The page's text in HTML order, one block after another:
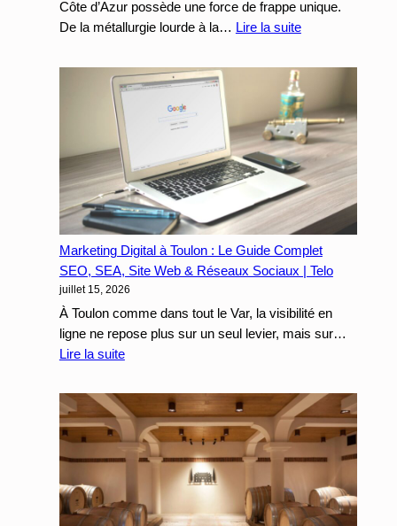
spécialisés
et
urgences
24/7
Côte d’Azur possède une force de frappe unique.
De la métallurgie lourde à la… Lire la suite:
industries
et
fabricants
en
PACA
:
Pourquoi
cycle
de
vente
bloque
sur
Marketing Digital à Toulon : Le Guide Complet
SEO, SEA, Site Web & Réseaux Sociaux | Telo
juillet 15, 2026
À Toulon comme dans tout le Var, la visibilité en
ligne ne repose plus sur un seul levier, mais sur…
Lire la suite:
Digital
à
Toulon
:
Complet